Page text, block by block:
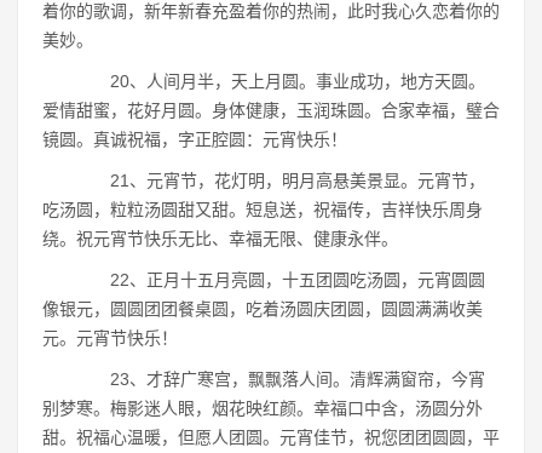
着你的歌调，新年新春充盈着你的热闹，此时我心久恋着你的
美妙。
20、人间月半，天上月圆。事业成功，地方天圆。
爱情甜蜜，花好月圆。身体健康，玉润珠圆。合家幸福，璧合
镜圆。真诚祝福，字正腔圆：元宵快乐！
21、元宵节，花灯明，明月高悬美景显。元宵节，
吃汤圆，粒粒汤圆甜又甜。短息送，祝福传，吉祥快乐周身
绕。祝元宵节快乐无比、幸福无限、健康永伴。
22、正月十五月亮圆，十五团圆吃汤圆，元宵圆圆
像银元，圆圆团团餐桌圆，吃着汤圆庆团圆，圆圆满满收美
元。元宵节快乐！
23、才辞广寒宫，飘飘落人间。清辉满窗帘，今宵
别梦寒。梅影迷人眼，烟花映红颜。幸福口中含，汤圆分外
甜。祝福心温暖，但愿人团圆。元宵佳节，祝您团团圆圆，平